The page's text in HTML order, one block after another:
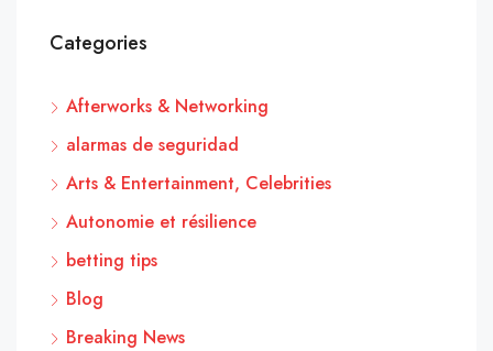
Categories
Afterworks & Networking
alarmas de seguridad
Arts & Entertainment, Celebrities
Autonomie et résilience
betting tips
Blog
Breaking News